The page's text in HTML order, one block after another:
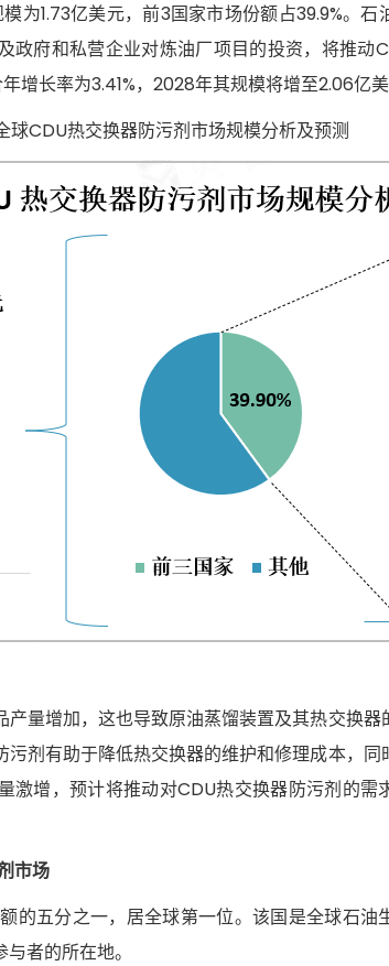
为1.73亿美元，前3国家市场份额占39.9%。石
政府和私营企业对炼油厂项目的投资，将推动
增长率为3.41%，2028年其规模将增至2.06亿美
CDU热交换器防污剂市场规模分析及预测
量增加，这也导致原油蒸馏装置及其热交换器
剂有助于降低热交换器的维护和修理成本，同
激增，预计将推动对CDU热交换器防污剂的需
市场
的五分之一，居全球第一位。该国是全球石油
者的所在地。